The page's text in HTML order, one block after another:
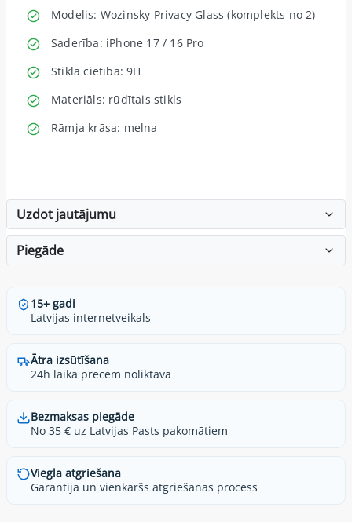
Modelis: Wozinsky Privacy Glass (komplekts no 2)
Saderība: iPhone 17 / 16 Pro
Stikla cietība: 9H
Materiāls: rūdītais stikls
Rāmja krāsa: melna
Uzdot jautājumu
Piegāde
15+ gadi
Latvijas internetveikals
Ātra izsūtīšana
24h laikā precēm noliktavā
Bezmaksas piegāde
No 35 € uz Latvijas Pasts pakomātiem
Viegla atgriešana
Garantija un vienkāršs atgriešanas process